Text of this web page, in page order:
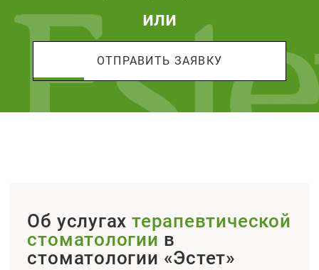
или
ОТПРАВИТЬ ЗАЯВКУ
Об услугахтерапевтической
стоматологии в
стоматологии «Эстет»